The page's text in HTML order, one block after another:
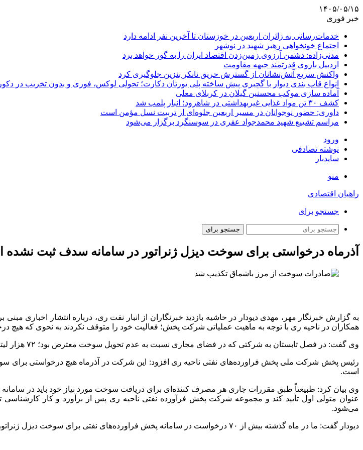
۱۴۰۵/۰۵/۱۵
خبر فوری
خدمات‌رسانی به زائران اربعین در خوزستان تا آخرین نفر ادامه دارد
اجتماع خونخواهی رهبر شهید در نوشهر
مدنی‌زاده: دشمن آرزوی زمین‌زدن اقتصاد ایران را به گور خواهد برد
اردبیل بازوی قدرتمند جبهه مقاومت
واکنش سریع آتش‌نشانان از گسترش حریق تانکر بنزین جلوگیری کرد
انواع قاب بندی دیوار با گچبری پیش ساخته پلی یورتان دکارت؛ تحولی لوکس، فوری و بدون تخریب در
آماده سازی موکب محسنین گیلان در کربلای معلی
کشف ۳۰ تن مواد غذایی غیربهداشتی در شاهرود؛ انبار پلمب شد
داوری: حضور نوجوانان در مسیر اربعین جلوه‌ای از تربیت نسل مؤمن است
مراسم تشییع شهید محمدجواد عفری در سوسنگرد برگزار می‌شود
ورود
نوشته تصادفی
سایدبار
منو
راهیان اقتصادی
جستجو برای
جستجو برای
آذرماه درخواستی برای سوخت دیزل ژنراتور در سامانه سدف ثبت
به گزارش خبرنگار مهر، مهدی دیودار در حاشیه بازدید خبرنگاران از انبار نفت ری، درباره انتشار
همکاران در ناحیه ری با توجه به ماهیت عملیاتی شرکت پخش؛ فعالیت خود را متوقف نکردند به نحوی که هیچ
وی گفت: در فصل تابستان به شرکتی که در فضای مجازی نسبت به عدم تحویل سوخت معترض بود؛ ۷۲ هزار لیتر سوخت دیزل ژنراتور تحویل دادیم.
رئیس پخش شرکت ملی پخش فراورده‌های نفتی ناحیه ری افزود: این شرکت در آذرماه هیچ درخواستی برای
است.
وی بیان کرد: طبیعتاً طبق مقررات جاری هر مصرف کننده‌ای برای دریافت سوخت مورد نیاز خود باید در
عنوان متولی اول تأیید کند و مجموعه شرکت پخش فرآورده نفتی ناحیه ری پس از برآورد و کار کارشناسی
می‌شود.
دیودار گفت: ما در ماه گذشته بیش از ۷۰ درخواست در سامانه پخش فراورده‌های نفتی برای سوخت دیزل ژنراتور داشتیم که سوخت مجموعه صنعتی شمس آباد به موقع و در کمتر از ۴۸ ساعت تأمین شد.